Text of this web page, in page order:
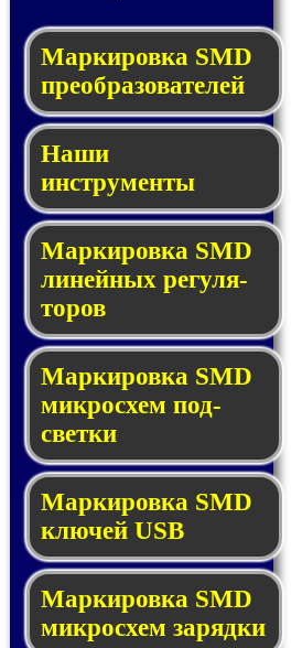
Мар­ки­ров­ка SMD
пре­об­ра­зо­ва­те­лей
Наши
инструменты
Маркировка SMD
ли­ней­ных ре­гу­ля­
то­ров
Маркировка SMD
мик­ро­схем под­
свет­ки
Маркировка SMD
клю­чей USB
Маркировка SMD
мик­рос­хем за­ряд­ки